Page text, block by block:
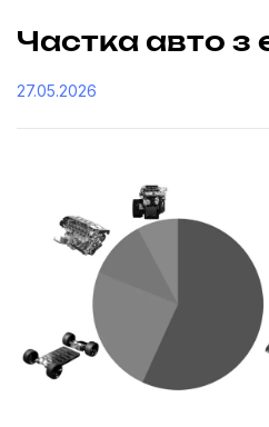
Частка авто з
27.05.2026